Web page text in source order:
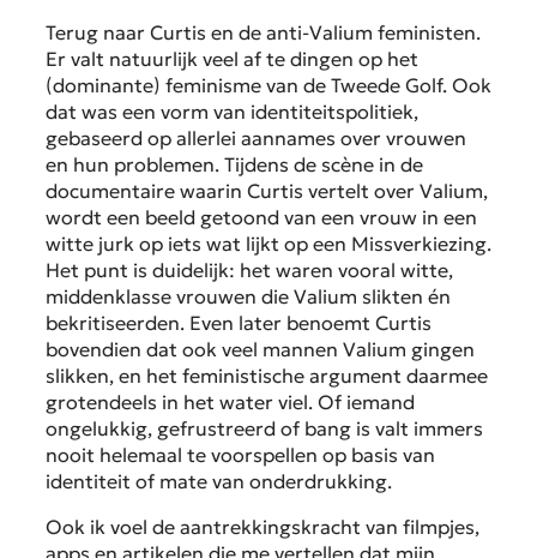
Terug naar Curtis en de anti-Valium feministen.
Er valt natuurlijk veel af te dingen op het
(dominante) feminisme van de Tweede Golf. Ook
dat was een vorm van identiteitspolitiek,
gebaseerd op allerlei aannames over vrouwen
en hun problemen. Tijdens de scène in de
documentaire waarin Curtis vertelt over Valium,
wordt een beeld getoond van een vrouw in een
witte jurk op iets wat lijkt op een Missverkiezing.
Het punt is duidelijk: het waren vooral witte,
middenklasse vrouwen die Valium slikten én
bekritiseerden. Even later benoemt Curtis
bovendien dat ook veel mannen Valium gingen
slikken, en het feministische argument daarmee
grotendeels in het water viel. Of iemand
ongelukkig, gefrustreerd of bang is valt immers
nooit helemaal te voorspellen op basis van
identiteit of mate van onderdrukking.
Ook ik voel de aantrekkingskracht van filmpjes,